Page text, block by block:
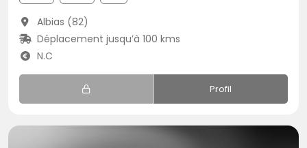
Albias (82)
Déplacement jusqu’à 100 kms
N.C
Profil